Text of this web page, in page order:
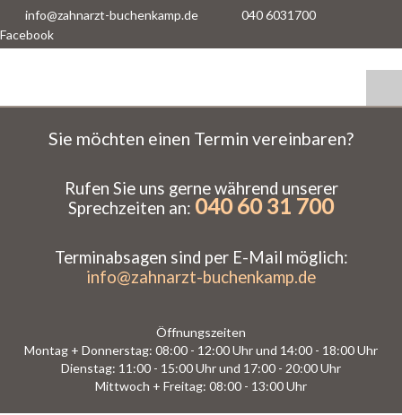
info@zahnarzt-buchenkamp.de
040 6031700
Facebook
Sie möchten einen Termin vereinbaren?
Rufen Sie uns gerne während unserer
Sprechzeiten an: 040 60 31 700
Terminabsagen sind per E-Mail möglich:
info@zahnarzt-buchenkamp.de
Öffnungszeiten
Montag + Donnerstag: 08:00 - 12:00 Uhr und 14:00 - 18:00 Uhr
Dienstag: 11:00 - 15:00 Uhr und 17:00 - 20:00 Uhr
Mittwoch + Freitag: 08:00 - 13:00 Uhr